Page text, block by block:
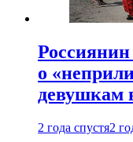
Россиянин
о
девушкам
2 года спустя2